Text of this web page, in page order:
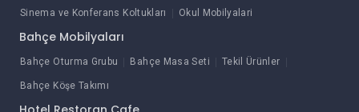
Sinema ve Konferans Koltukları Okul Mobilyalari
Bahçe Mobilyaları
Bahçe Oturma Grubu Bahçe Masa Seti Tekil Ürünler
Bahçe Köşe Takımı